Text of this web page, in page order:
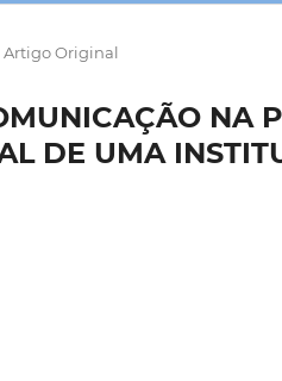
Artigo Original
NA
DE UMA